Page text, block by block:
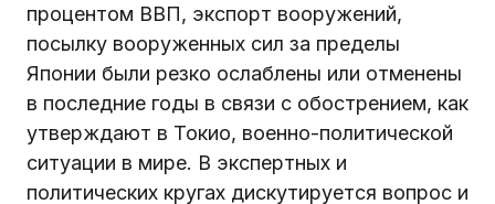
процентом ВВП, экспорт вооружений,
посылку вооруженных сил за пределы
Японии были резко ослаблены или отменены
в последние годы в связи с обострением, как
утверждают в Токио, военно-политической
ситуации в мире. В экспертных и
политических кругах дискутируется вопрос и